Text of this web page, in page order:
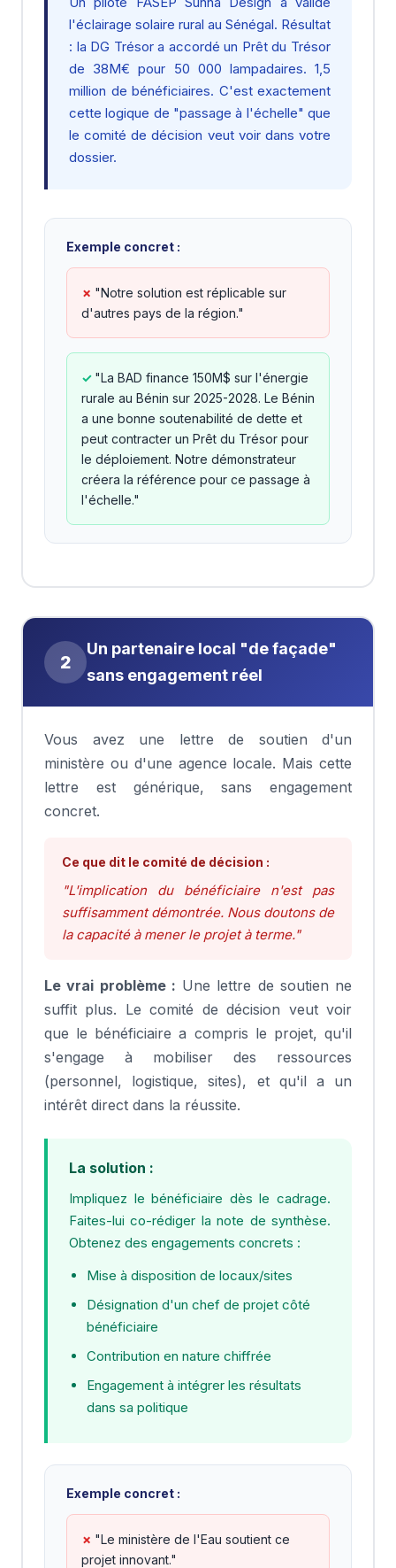
l'éclairage solaire rural au Sénégal. Résultat
: la DG Trésor a accordé un Prêt du Trésor
de 38M€ pour 50 000 lampadaires. 1,5
million de bénéficiaires. C'est exactement
cette logique de "passage à l'échelle" que
le comité de décision veut voir dans votre
dossier.
Exemple concret :
"Notre solution est réplicable sur
d'autres pays de la région."
"La BAD finance 150M$ sur l'énergie
rurale au Bénin sur 2025-2028. Le Bénin
a une bonne soutenabilité de dette et
peut contracter un Prêt du Trésor pour
le déploiement. Notre démonstrateur
créera la référence pour ce passage à
l'échelle."
2
Un partenaire local "de façade"
sans engagement réel
Vous avez une lettre de soutien d'un
ministère ou d'une agence locale. Mais cette
lettre est générique, sans engagement
concret.
Ce que dit le comité de décision :
"L'implication du bénéficiaire n'est pas
suffisamment démontrée. Nous doutons de
la capacité à mener le projet à terme."
Le vrai problème : Une lettre de soutien ne
suffit plus. Le comité de décision veut voir
que le bénéficiaire a compris le projet, qu'il
s'engage à mobiliser des ressources
(personnel, logistique, sites), et qu'il a un
intérêt direct dans la réussite.
La solution :
Impliquez le bénéficiaire dès le cadrage.
Faites-lui co-rédiger la note de synthèse.
Obtenez des engagements concrets :
Mise à disposition de locaux/sites
Désignation d'un chef de projet côté
bénéficiaire
Contribution en nature chiffrée
Engagement à intégrer les résultats
dans sa politique
Exemple concret :
"Le ministère de l'Eau soutient ce
projet innovant."